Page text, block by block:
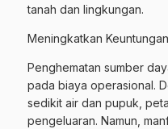
tanah dan lingkungan.
Meningkatkan
Penghematan sumber
pada biaya operasional.
sedikit air dan pupuk,
pengeluaran. Namun,